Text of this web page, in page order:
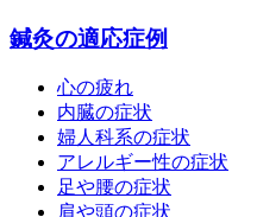
鍼灸の適応症例
心の疲れ
内臓の症状
婦人科系の症状
アレルギー性の症状
足や腰の症状
肩や頭の症状